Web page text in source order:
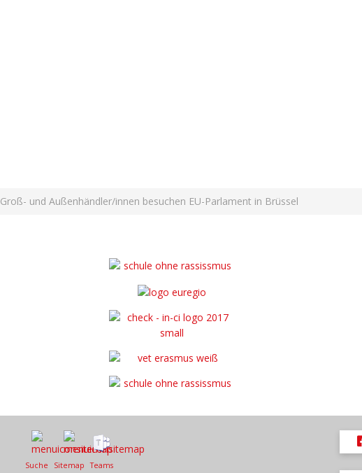
Groß- und Außenhändler/innen besuchen EU-Parlament in Brüssel
Suche Sitemap Teams